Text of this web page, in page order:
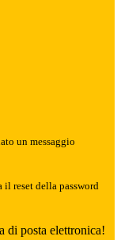
un messaggio
il reset della password
di posta elettronica!